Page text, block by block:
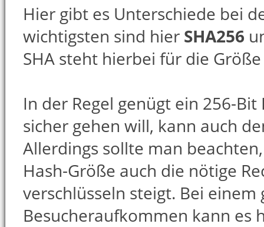
Hier gibt es Unterschiede bei
wichtigsten sind hier SHA256
SHA steht hierbei für die
In der Regel genügt ein 256-
sicher gehen will, kann auch
Allerdings sollte man
Hash-Größe auch die nötige
verschlüsseln steigt. Bei einem
Besucheraufkommen kann es